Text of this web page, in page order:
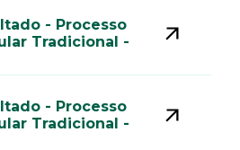
- Processo
Tradicional -
- Processo
Tradicional -